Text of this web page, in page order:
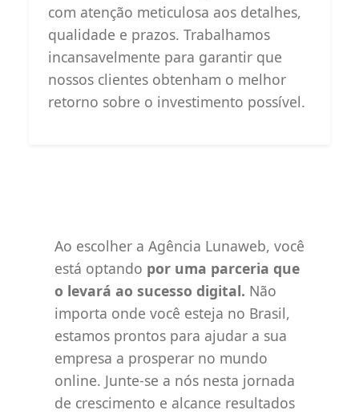
com atenção meticulosa aos detalhes,
qualidade e prazos. Trabalhamos
incansavelmente para garantir que
nossos clientes obtenham o melhor
retorno sobre o investimento possível.
Ao escolher a Agência Lunaweb, você
está optando por uma parceria que
o levará ao sucesso digital. Não
importa onde você esteja no Brasil,
estamos prontos para ajudar a sua
empresa a prosperar no mundo
online. Junte-se a nós nesta jornada
de crescimento e alcance resultados